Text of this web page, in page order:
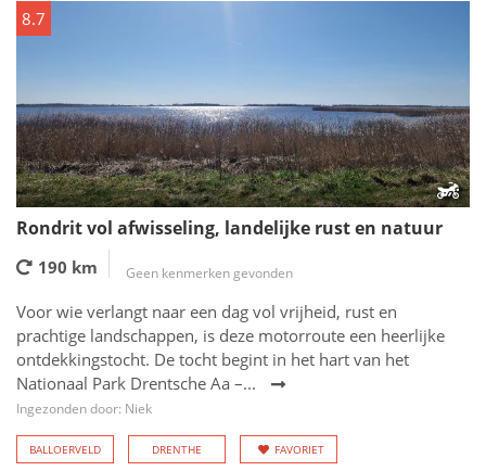
8.7
Rondrit vol afwisseling, landelijke rust en natuur
190 km Geen kenmerken gevonden
Voor wie verlangt naar een dag vol vrijheid, rust en
prachtige landschappen, is deze motorroute een heerlijke
ontdekkingstocht. De tocht begint in het hart van het
Nationaal Park Drentsche Aa –...
Ingezonden door: Niek
BALLOERVELD DRENTHE FAVORIET